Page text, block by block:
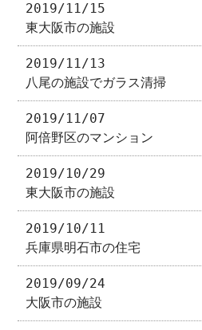
2019/11/15
東大阪市の施設
2019/11/13
八尾の施設でガラス清掃
2019/11/07
阿倍野区のマンション
2019/10/29
東大阪市の施設
2019/10/11
兵庫県明石市の住宅
2019/09/24
大阪市の施設